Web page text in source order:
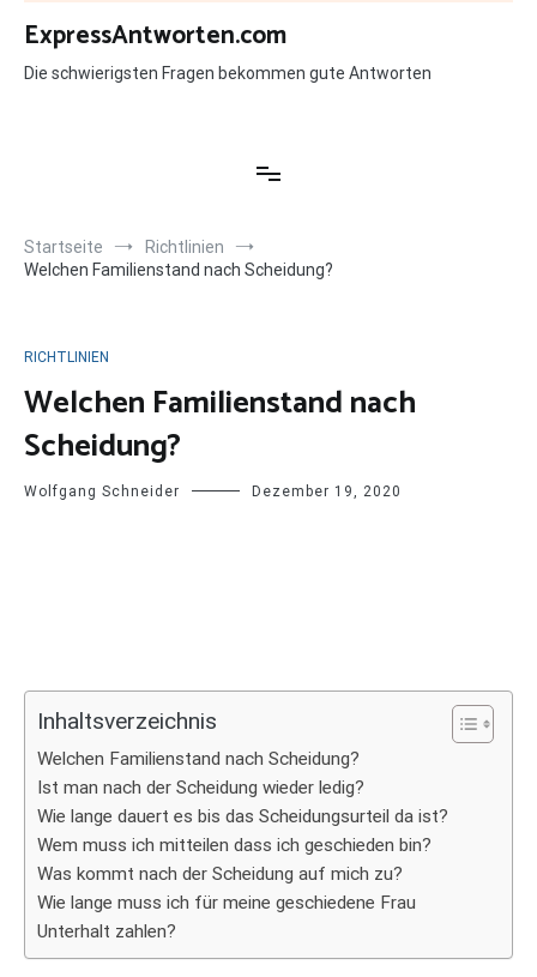
Zum
Inhalt
springen
ExpressAntworten.com
Die schwierigsten Fragen bekommen gute Antworten
Startseite
Richtlinien
Welchen Familienstand nach Scheidung?
RICHTLINIEN
Welchen Familienstand nach
Scheidung?
Wolfgang Schneider Dezember 19, 2020
Inhaltsverzeichnis
Welchen Familienstand nach Scheidung?
Ist man nach der Scheidung wieder ledig?
Wie lange dauert es bis das Scheidungsurteil da ist?
Wem muss ich mitteilen dass ich geschieden bin?
Was kommt nach der Scheidung auf mich zu?
Wie lange muss ich für meine geschiedene Frau
Unterhalt zahlen?